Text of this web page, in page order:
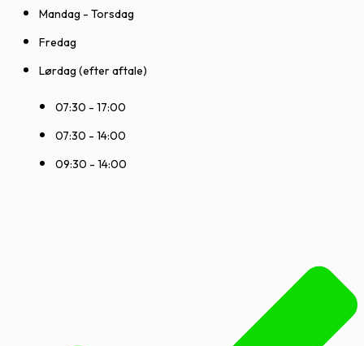
Mandag - Torsdag
Fredag
Lørdag (efter aftale)
07:30 - 17:00
07:30 - 14:00
09:30 - 14:00